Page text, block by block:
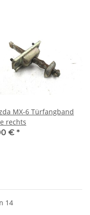
MX-6 Türfangband
rechts
€ *
14